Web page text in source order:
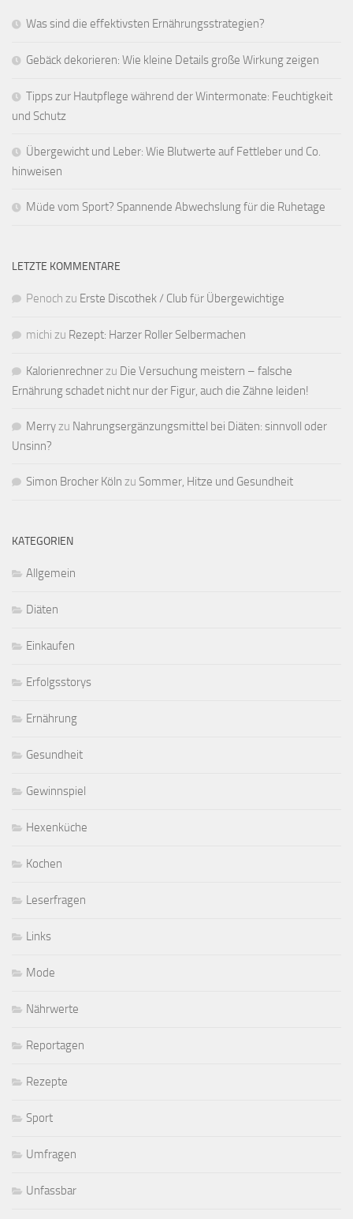
Was sind die effektivsten Ernährungsstrategien?
Gebäck dekorieren: Wie kleine Details große Wirkung zeigen
Tipps zur Hautpflege während der Wintermonate: Feuchtigkeit
und Schutz
Übergewicht und Leber: Wie Blutwerte auf Fettleber und Co.
hinweisen
Müde vom Sport? Spannende Abwechslung für die Ruhetage
LETZTE KOMMENTARE
Penoch zu Erste Discothek / Club für Übergewichtige
michi zu Rezept: Harzer Roller Selbermachen
Kalorienrechnerzu Die Versuchung meistern – falsche
Ernährung schadet nicht nur der Figur, auch die Zähne leiden!
Merryzu Nahrungsergänzungsmittel bei Diäten: sinnvoll oder
Unsinn?
Simon Brocher Köln zu Sommer, Hitze und Gesundheit
KATEGORIEN
Allgemein
Diäten
Einkaufen
Erfolgsstorys
Ernährung
Gesundheit
Gewinnspiel
Hexenküche
Kochen
Leserfragen
Links
Mode
Nährwerte
Reportagen
Rezepte
Sport
Umfragen
Unfassbar